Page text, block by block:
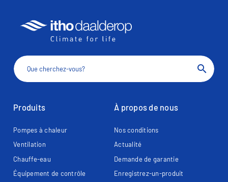
search
Produits
Pompes à chaleur
Ventilation
Chauffe-eau
Équipement de contrôle
À propos de nous
Nos conditions
Actualité
Demande de garantie
Enregistrez-un-produit